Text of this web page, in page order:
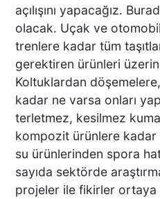
açılışını yapacağız.
olacak. Uçak ve
trenlere kadar tüm
gerektiren ürünleri
Koltuklardan
kadar ne varsa onları
terletmez, kesilmez
kompozit ürünlere kadar
su ürünlerinden spora
sayıda sektörde
projeler ile fikirler ortaya